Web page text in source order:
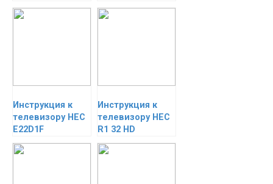
Инструкция к
телевизору HEC
E22D1F
Инструкция к
телевизору HEC
R1 32 HD